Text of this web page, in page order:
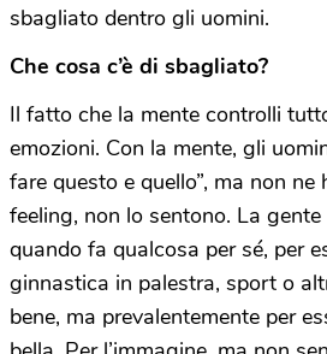
sbagliato dentro gli uomini.
Che cosa c’è di sbagliato?
Il fatto che la mente controlli
emozioni. Con la mente, gli
fare questo e quello”, ma non ne
feeling, non lo sentono. La
quando fa qualcosa per sé, per
ginnastica in palestra, sport o
bene, ma prevalentemente per